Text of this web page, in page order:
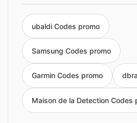
ubaldi Codes promo
Samsung Codes promo
Garmin Codes promo
Maison de la Detection Codes